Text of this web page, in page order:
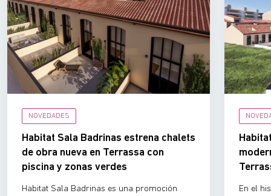
NOVEDADES
Habitat Sala Badrinas estrena chalets
de obra nueva en Terrassa con
piscina y zonas verdes
Habitat Sala Badrinas es una promoción
En el